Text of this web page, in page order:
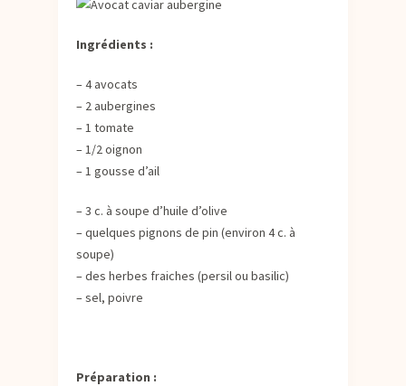
Ingrédients :
– 4 avocats
– 2 aubergines
– 1 tomate
– 1/2 oignon
– 1 gousse d’ail
– 3 c. à soupe d’huile d’olive
– quelques pignons de pin (environ 4 c. à
soupe)
– des herbes fraiches (persil ou basilic)
– sel, poivre
Préparation :